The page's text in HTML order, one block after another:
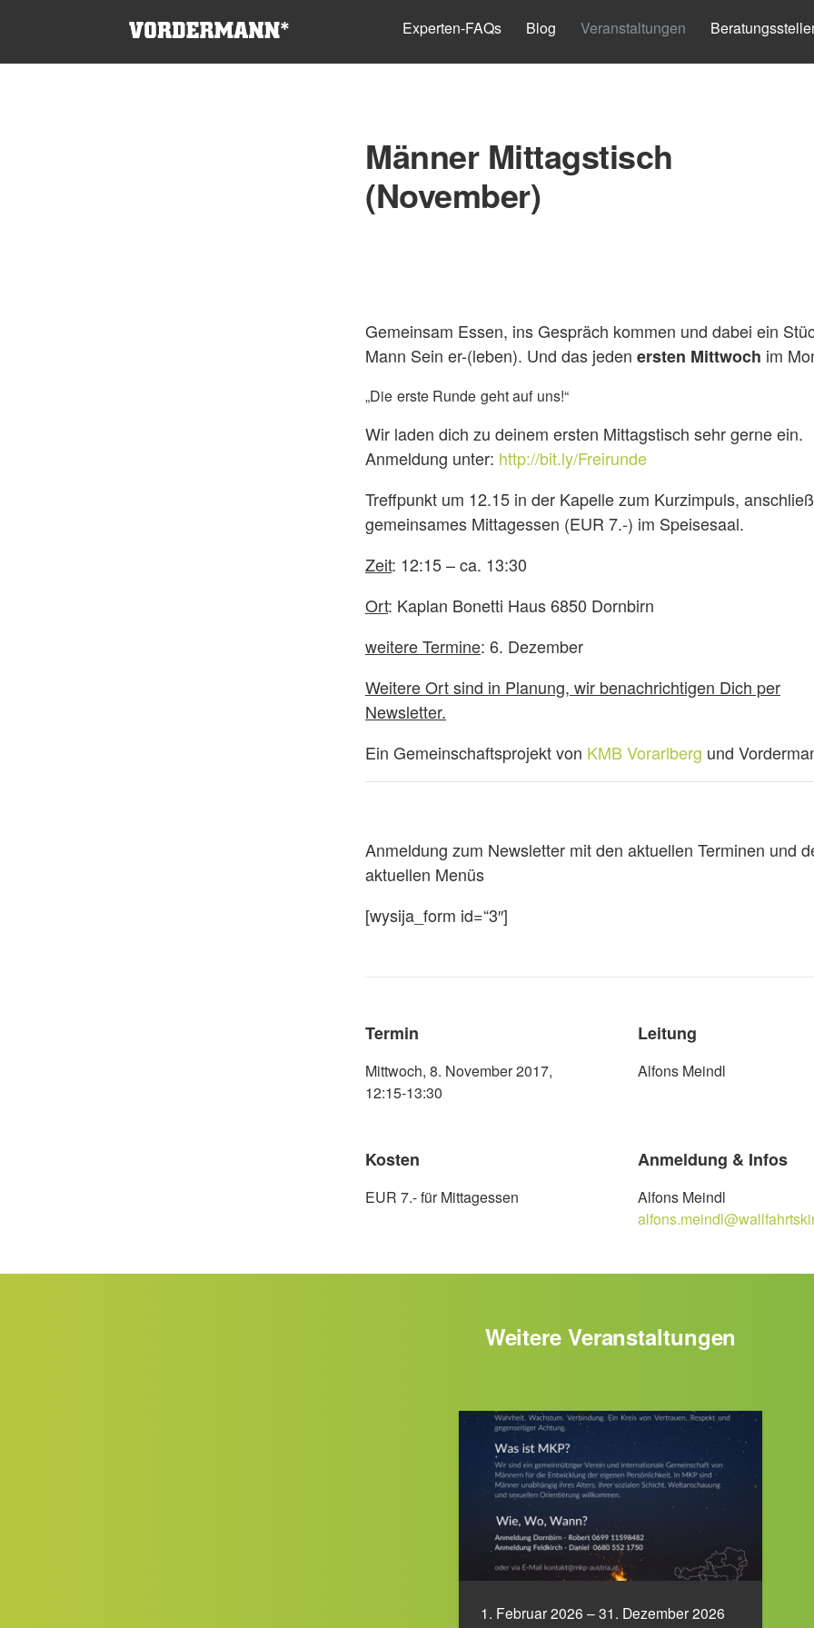
Experten-FAQs Blog Veranstaltungen
Männer Mittagstisch
(November)
Gemeinsam Essen, ins Gespräch kommen und dabei ein
Mann Sein er-(leben). Und das jeden ersten Mittwoch im
„Die erste Runde geht auf uns!“
Wir laden dich zu deinem ersten Mittagstisch sehr gerne ein.
Anmeldung unter: http://bit.ly/Freirunde
Treffpunkt um 12.15 in der Kapelle zum Kurzimpuls,
gemeinsames Mittagessen (EUR 7.-) im Speisesaal.
Zeit: 12:15 – ca. 13:30
Ort: Kaplan Bonetti Haus 6850 Dornbirn
weitere Termine: 6. Dezember
Weitere Ort sind in Planung, wir benachrichtigen Dich per
Newsletter.
Ein Gemeinschaftsprojekt von KMB Vorarlberg und
Anmeldung zum Newsletter mit den aktuellen Terminen und
aktuellen Menüs
[wysija_form id=“3″]
Termin
Mittwoch, 8. November 2017,
12:15-13:30
Leitung
Alfons Meindl
Kosten
EUR 7.- für Mittagessen
Anmeldung & Infos
Alfons Meindl
Weitere Veranstaltungen
1. Februar 2026 – 31. Dezember 2026